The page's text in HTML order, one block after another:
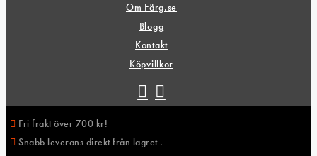
Om Färg.se
Blogg
Kontakt
Köpvillkor
Fri frakt över 700 kr!
Snabb leverans direkt från lagret .